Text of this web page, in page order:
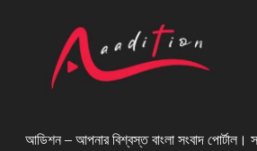
আডিশন – আপনার বিশ্বস্ত বাংলা সংবাদ পোর্টাল।